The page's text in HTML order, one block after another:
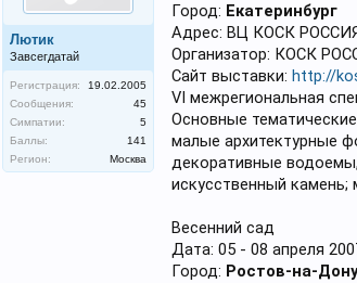
Лютик
Завсегдатай
Регистрация:
19.02.2005
Сообщения:
45
Симпатии:
5
Баллы:
141
Регион:
Москва
Город: Екатеринбург
Адрес: ВЦ КОСК
Организатор: КОСК
Сайт выставки: http://
VI межрегиональная
Основные
малые архитектурные
декоративные
искусственный
Весенний сад
Дата: 05 - 08 апреля
Город: Ростов-на-Дону